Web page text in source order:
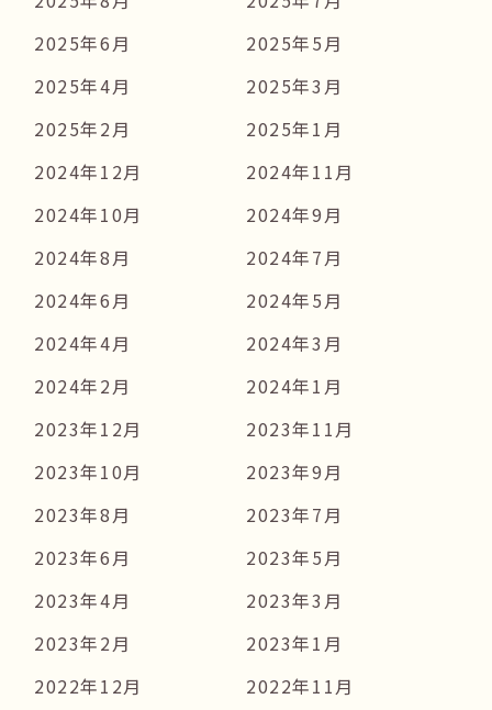
2025年6月
2025年5月
2025年4月
2025年3月
2025年2月
2025年1月
2024年12月
2024年11月
2024年10月
2024年9月
2024年8月
2024年7月
2024年6月
2024年5月
2024年4月
2024年3月
2024年2月
2024年1月
2023年12月
2023年11月
2023年10月
2023年9月
2023年8月
2023年7月
2023年6月
2023年5月
2023年4月
2023年3月
2023年2月
2023年1月
2022年12月
2022年11月